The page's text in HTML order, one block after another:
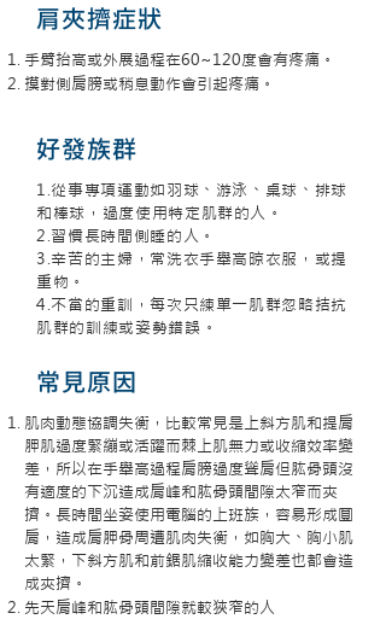
肩夾擠症狀
手臂抬高或外展過程在60~120度會有疼痛。
摸對側肩膀或稍息動作會引起疼痛。
好發族群
1.從事專項運動如羽球、游泳、桌球、排球
和棒球，過度使用特定肌群的人。
2.習慣長時間側睡的人。
3.辛苦的主婦，常洗衣手舉高晾衣服，或提
重物。
4.不當的重訓，每次只練單一肌群忽略拮抗
肌群的訓練或姿勢錯誤。
常見原因
肌肉動態協調失衡，比較常見是上斜方肌和提肩
胛肌過度緊繃或活躍而棘上肌無力或收縮效率變
差，所以在手舉高過程肩膀過度聳肩但肱骨頭沒
有適度的下沉造成肩峰和肱骨頭間隙太窄而夾
擠。長時間坐姿使用電腦的上班族，容易形成圓
肩，造成肩胛骨周遭肌肉失衡，如胸大、胸小肌
太緊，下斜方肌和前鋸肌縮收能力變差也都會造
成夾擠。
先天肩峰和肱骨頭間隙就較狹窄的人